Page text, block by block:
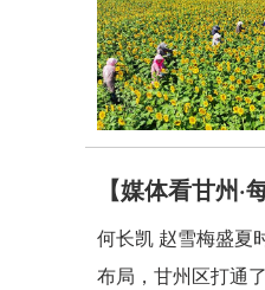
【媒体看甘州
何长凯 赵雪梅盛夏
布局，甘州区打通